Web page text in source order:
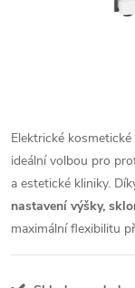
Elektrické kosmetické
ideální volbou pro
a estetické kliniky.
nastavení výšky,
maximální flexibilitu